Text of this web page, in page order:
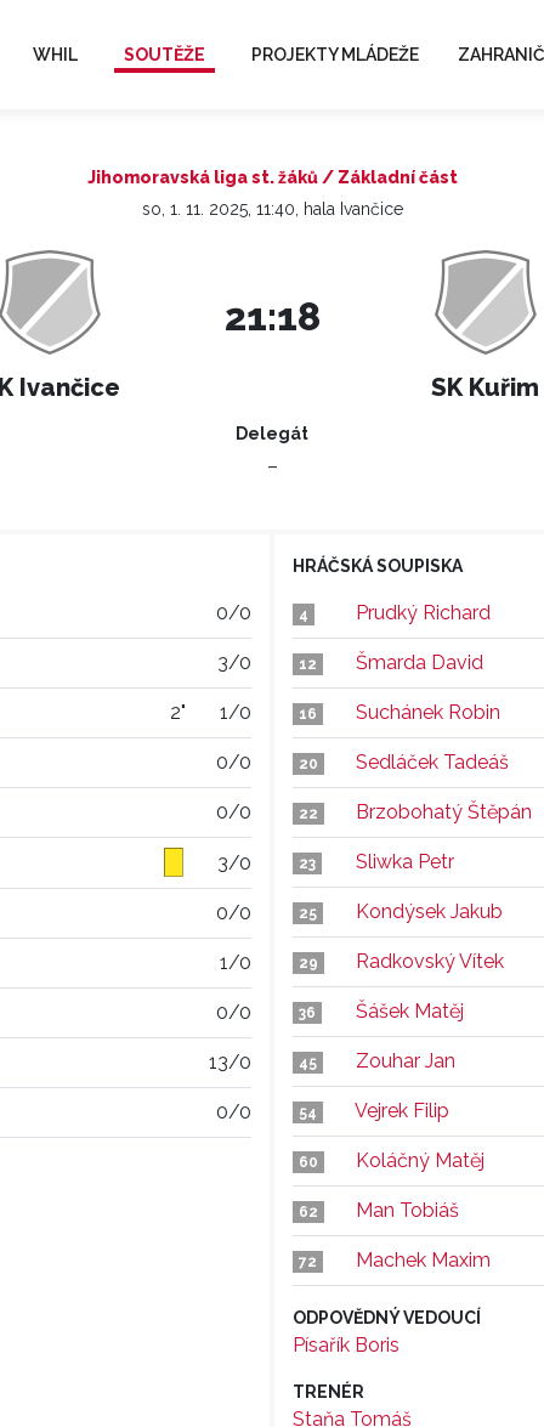
WHIL SOUTĚŽE PROJEKTY MLÁDEŽE
Jihomoravská liga st. žáků / Základní část
so, 1. 11. 2025, 11:40, hala Ivančice
Ivančice
21:18
SK Kuřim
Delegát
–
0/0
3/0
2" 1/0
0/0
0/0
3/0
0/0
1/0
0/0
13/0
0/0
HRÁČSKÁ SOUPISKA
4 Prudký Richard
12 Šmarda David
16 Suchánek Robin
20 Sedláček Tadeáš
22 Brzobohatý Štěpán
23 Sliwka Petr
25 Kondýsek Jakub
29 Radkovský Vítek
36 Šášek Matěj
45 Zouhar Jan
54 Vejrek Filip
60 Koláčný Matěj
62 Man Tobiáš
72 Machek Maxim
ODPOVĚDNÝ VEDOUCÍ
Písařík Boris
TRENÉR
Staňa Tomáš